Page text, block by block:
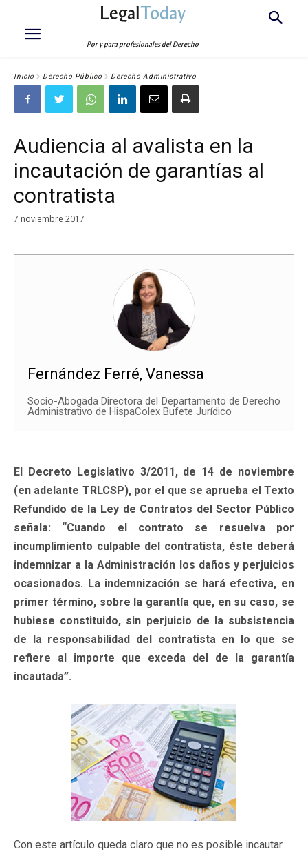
LegalToday
Por y para profesionales del Derecho
Inicio Derecho Público Derecho Administrativo
Audiencia al avalista en la
incautación de garantías al
contratista
7 noviembre 2017
Fernández Ferré, Vanessa
Socio-Abogada Directora del Departamento de Derecho
Administrativo de HispaColex Bufete Jurídico
El Decreto Legislativo 3/2011, de 14 de noviembre
(en adelante TRLCSP), por el que se aprueba el Texto
Refundido de la Ley de Contratos del Sector Público
señala: “Cuando el contrato se resuelva por
incumplimiento culpable del contratista, éste deberá
indemnizar a la Administración los daños y perjuicios
ocasionados. La indemnización se hará efectiva, en
primer término, sobre la garantía que, en su caso, se
hubiese constituido, sin perjuicio de la subsistencia
de la responsabilidad del contratista en lo que se
refiere al importe que exceda del de la garantía
incautada”.
Con este artículo queda claro que no es posible incautar